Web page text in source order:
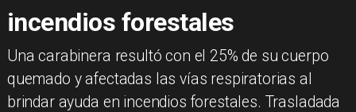
incendios forestales
Una carabinera resultó con el 25% de su cuerpo
quemado y afectadas las vías respiratorias al
brindar ayuda en incendios forestales. Trasladada